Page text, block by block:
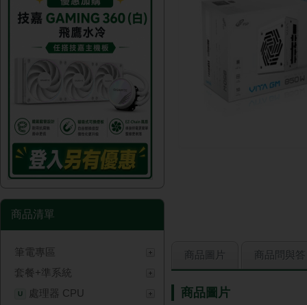
商品清單
筆電專區
套餐+準系統
U 處理器 CPU
商品圖片 商品問與答
商品圖片